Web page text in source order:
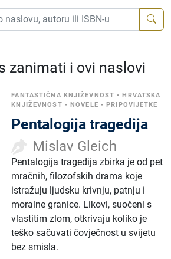
zanimati i ovi naslovi
FANTASTIČNA KNJIŽEVNOST •HRVATSKA
KNJIŽEVNOST •NOVELE •PRIPOVIJETKE
Pentalogija tragedija
Mislav Gleich
Pentalogija tragedija zbirka je od pet
mračnih, filozofskih drama koje
istražuju ljudsku krivnju, patnju i
moralne granice. Likovi, suočeni s
vlastitim zlom, otkrivaju koliko je
teško sačuvati čovječnost u svijetu
bez smisla.